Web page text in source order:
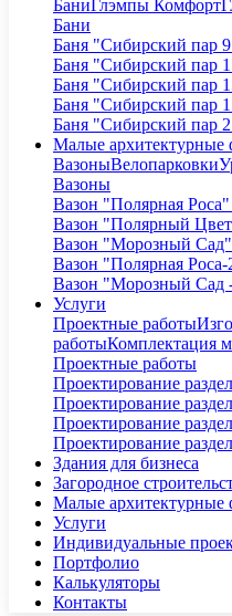
БаниГлэмпы Комфорт
Бани
Баня "Сибирский пар
Баня "Сибирский пар
Баня "Сибирский пар
Баня "Сибирский пар
Баня "Сибирский пар
Малые
ВазоныВелопарковки
Вазоны
Вазон "Полярная
Вазон "Полярный
Вазон "Морозный Сад"
Вазон "Полярная Роса-
Вазон "Морозный Сад
Услуги
Проектные работы
работыКомплектация
Проектные работы
Проектирование
Проектирование
Проектирование
Проектирование
Здания для бизнеса
Загородное
Малые
Услуги
Индивидуальные
Портфолио
Калькуляторы
Контакты